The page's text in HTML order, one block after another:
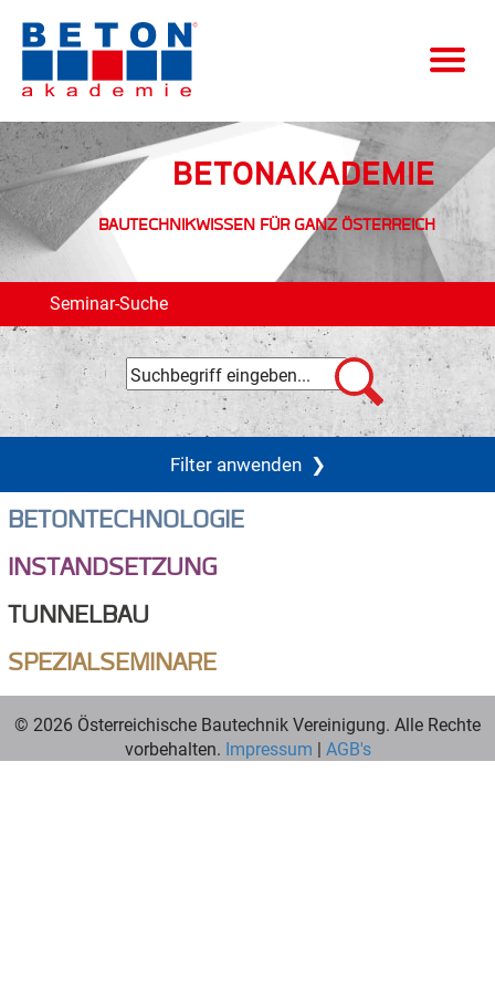
Seminar-Suche
Filter anwenden❯
BETONAKADEMIE
BAUTECHNIKWISSEN FÜR GANZ ÖSTERREICH
BETONTECHNOLOGIE
INSTANDSETZUNG
TUNNELBAU
SPEZIALSEMINARE
© 2026 Österreichische Bautechnik Vereinigung. Alle Rechte
vorbehalten. Impressum | AGB's